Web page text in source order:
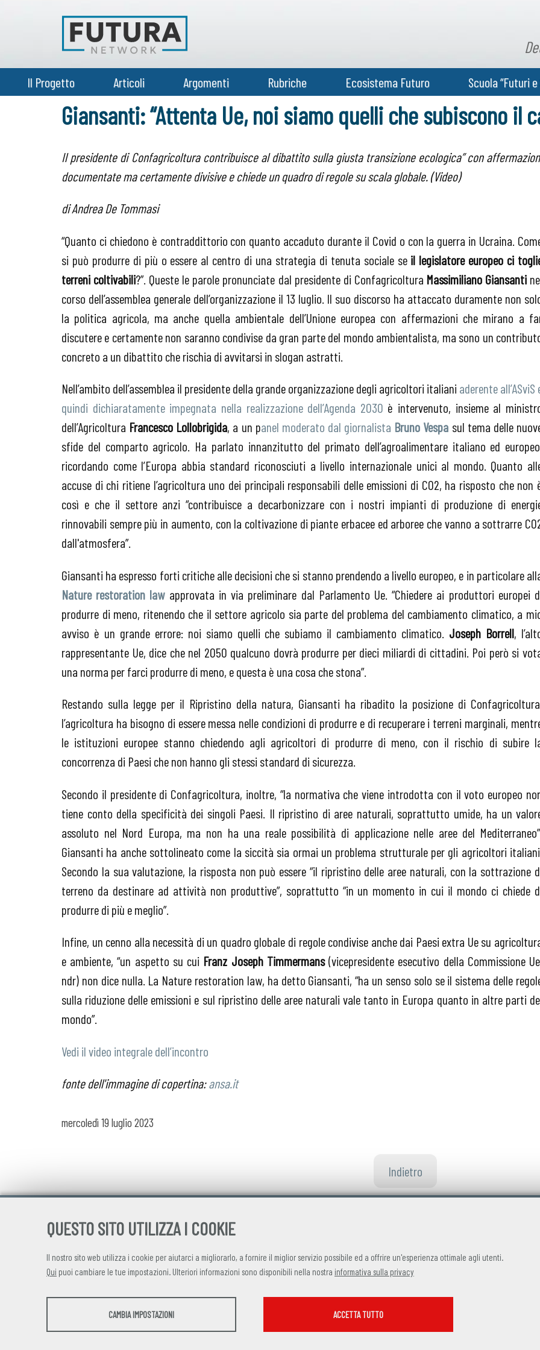
QUESTO SITO UTILIZZA I COOKIE
Il nostro sito web utilizza i cookie per aiutarci a migliorarlo, a fornire il miglior servizio possibile ed a offrire un'esperienza ottimale agli utenti.
Qui puoi cambiare le tue impostazioni. Ulteriori informazioni sono disponibili nella nostra informativa sulla privacy
STATISTICHE SERVIZI FACOLTATVI
CAMBIA IMPOSTAZIONI ACCETTA TUTTO
Il Progetto Articoli Argomenti Rubriche Ecosistema Futuro Scuola “Futuri
Giansanti: “Attenta Ue, noi siamo quelli che subiscono il
Il presidente di Confagricoltura contribuisce al dibattito sulla giusta transizione ecologica” con
documentate ma certamente divisive e chiede un quadro di regole su scala globale.(Video)
di Andrea De Tommasi
“Quanto ci chiedono è contraddittorio con quanto accaduto durante il Covid o con la guerra in Ucraina.
si può produrre di più o essere al centro di una strategia di tenuta sociale se il legislatore europeo ci
terreni coltivabili?”. Queste le parole pronunciate dal presidente di Confagricoltura Massimiliano Giansanti
corso dell’assemblea generale dell’organizzazione il 13 luglio. Il suo discorso ha attaccato duramente non
la politica agricola, ma anche quella ambientale dell’Unione europea con affermazioni che mirano a
discutere e certamente non saranno condivise da gran parte del mondo ambientalista, ma sono un
concreto a un dibattito che rischia di avvitarsi in slogan astratti.
Nell’ambito dell’assemblea il presidente della grande organizzazione degli agricoltori italiani aderente all’ASviS
quindi dichiaratamente impegnata nella realizzazione dell’Agenda 2030 è intervenuto, insieme al
dell’Agricoltura Francesco Lollobrigida, a un panel moderato dal giornalista Bruno Vespa sul tema delle
sfide del comparto agricolo. Ha parlato innanzitutto del primato dell’agroalimentare italiano ed
ricordando come l’Europa abbia standard riconosciuti a livello internazionale unici al mondo. Quanto
accuse di chi ritiene l’agricoltura uno dei principali responsabili delle emissioni di CO2, ha risposto che non
così e che il settore anzi “contribuisce a decarbonizzare con i nostri impianti di produzione di
rinnovabili sempre più in aumento, con la coltivazione di piante erbacee ed arboree che vanno a sottrarre
dall'atmosfera”.
Giansanti ha espresso forti critiche alle decisioni che si stanno prendendo a livello europeo, e in particolare
Nature restoration lawapprovata in via preliminare dal Parlamento Ue. “Chiedere ai produttori europei
produrre di meno, ritenendo che il settore agricolo sia parte del problema del cambiamento climatico, a
avviso è un grande errore: noi siamo quelli che subiamo il cambiamento climatico. Joseph Borrell,
rappresentante Ue, dice che nel 2050 qualcuno dovrà produrre per dieci miliardi di cittadini. Poi però si
una norma per farci produrre di meno, e questa è una cosa che stona”.
Restando sulla legge per il Ripristino della natura, Giansanti ha ribadito la posizione di
l’agricoltura ha bisogno di essere messa nelle condizioni di produrre e di recuperare i terreni marginali,
le istituzioni europee stanno chiedendo agli agricoltori di produrre di meno, con il rischio di subire
concorrenza di Paesi che non hanno gli stessi standard di sicurezza.
Secondo il presidente di Confagricoltura, inoltre, “la normativa che viene introdotta con il voto europeo
tiene conto della specificità dei singoli Paesi. Il ripristino di aree naturali, soprattutto umide, ha un
assoluto nel Nord Europa, ma non ha una reale possibilità di applicazione nelle aree del Mediterraneo”.
Giansanti ha anche sottolineato come la siccità sia ormai un problema strutturale per gli agricoltori italiani.
Secondo la sua valutazione, la risposta non può essere “il ripristino delle aree naturali, con la sottrazione
terreno da destinare ad attività non produttive”, soprattutto “in un momento in cui il mondo ci chiede
produrre di più e meglio”.
Infine, un cenno alla necessità di un quadro globale di regole condivise anche dai Paesi extra Ue su
e ambiente, “un aspetto su cui Franz Joseph Timmermans(vicepresidente esecutivo della Commissione
ndr) non dice nulla. La Nature restoration law, ha detto Giansanti, “ha un senso solo se il sistema delle
sulla riduzione delle emissioni e sul ripristino delle aree naturali vale tanto in Europa quanto in altre parti
mondo”.
Vedi il video integrale dell’incontro
fonte dell'immagine di copertina:ansa.it
mercoledì 19 luglio 2023
Indietro